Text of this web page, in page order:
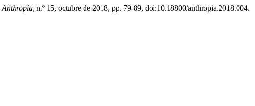
Anthropía, n.º 15, octubre de 2018, pp. 79-89, doi:10.18800/anthropia.2018.004.